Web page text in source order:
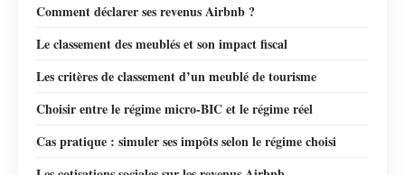
Comment déclarer ses revenus Airbnb ?
Le classement des meublés et son impact fiscal
Les critères de classement d’un meublé de tourisme
Choisir entre le régime micro-BIC et le régime réel
Cas pratique : simuler ses impôts selon le régime choisi